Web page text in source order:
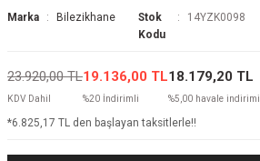
Marka Bilezikhane
Stok
Kodu
14YZK0098
23.920,00 TL
KDV Dahil
19.136,00 TL
%20 İndirimli
18.179,20 TL
%5,00 havale indirimi
*6.825,17 TL den başlayan taksitlerle!!